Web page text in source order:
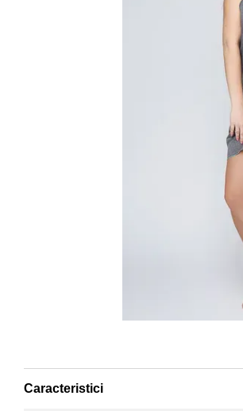
Caracteristici